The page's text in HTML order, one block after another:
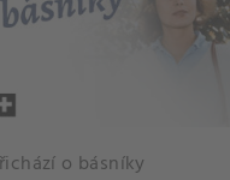
o básníky